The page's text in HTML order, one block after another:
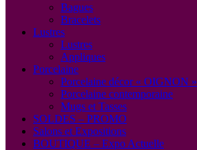
Bagues
Bracelets
Lustres
Lustres
Appliques
Porcelaine
Porcelaine décor « OIGNON »
Porcelaine contemporaine
Mugs et Tasses
SOLDES – PROMO
Salons et Expositions
BOUTIQUE – Expo Actuelle